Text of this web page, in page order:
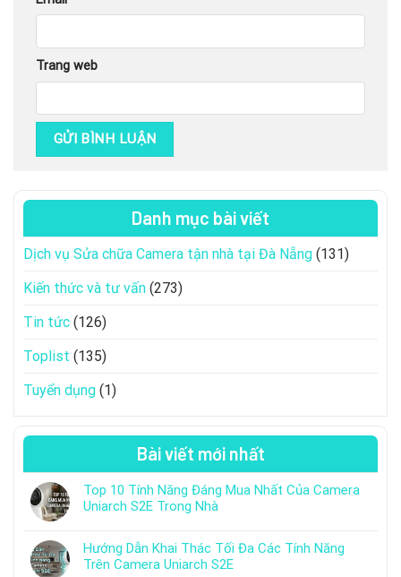
Trang web
Danh mục bài viết
Dịch vụ Sửa chữa Camera tận nhà tại Đà Nẵng (131)
Kiến thức và tư vấn (273)
Tin tức (126)
Toplist (135)
Tuyển dụng (1)
Bài viết mới nhất
Top 10 Tính Năng Đáng Mua Nhất Của Camera
Uniarch S2E Trong Nhà
Hướng Dẫn Khai Thác Tối Đa Các Tính Năng
Trên Camera Uniarch S2E